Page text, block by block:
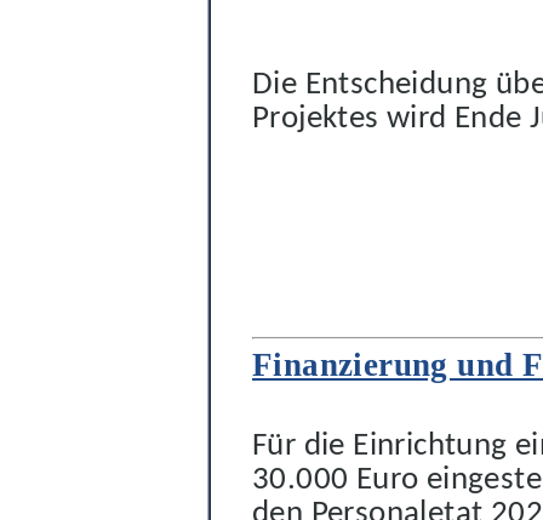
Die Entscheidung
Projektes wird Ende
Finanzierung und
Für die Einrichtung
30.000 Euro